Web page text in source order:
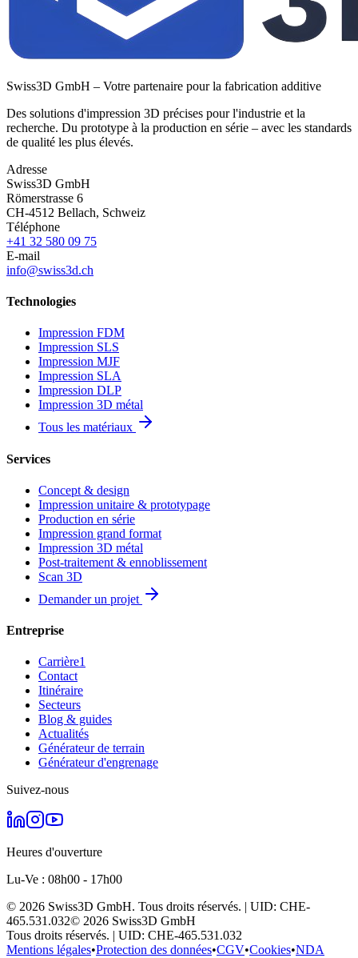
Swiss3D GmbH – Votre partenaire pour la fabrication additive
Des solutions d'impression 3D précises pour l'industrie et la
recherche. Du prototype à la production en série – avec les standards
de qualité les plus élevés.
Adresse
Swiss3D GmbH
Römerstrasse 6
CH-4512 Bellach, Schweiz
Téléphone
+41 32 580 09 75
E-mail
info@swiss3d.ch
Technologies
Impression FDM
Impression SLS
Impression MJF
Impression SLA
Impression DLP
Impression 3D métal
Tous les matériaux
Services
Concept & design
Impression unitaire & prototypage
Production en série
Impression grand format
Impression 3D métal
Post-traitement & ennoblissement
Scan 3D
Demander un projet
Entreprise
Carrière1
Contact
Itinéraire
Secteurs
Blog & guides
Actualités
Générateur de terrain
Générateur d'engrenage
Suivez-nous
Heures d'ouverture
Lu-Ve : 08h00 - 17h00
© 2026 Swiss3D GmbH. Tous droits réservés. | UID: CHE-
465.531.032© 2026 Swiss3D GmbH
Tous droits réservés. | UID: CHE-465.531.032
Mentions légales•Protection des données•CGV•Cookies•NDA